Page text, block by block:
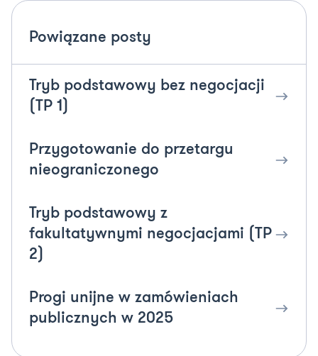
Powiązane posty
Tryb podstawowy bez negocjacji
(TP 1)
Przygotowanie do przetargu
nieograniczonego
Tryb podstawowy z
fakultatywnymi negocjacjami (TP
2)
Progi unijne w zamówieniach
publicznych w 2025